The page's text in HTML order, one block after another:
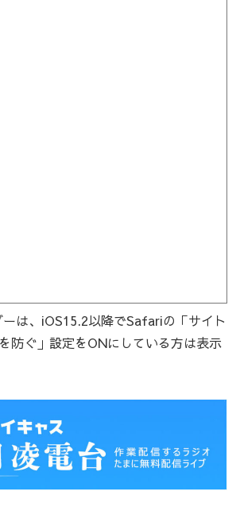
は、iOS15.2以降でSafariの「サイト
防ぐ」設定をONにしている方は表示